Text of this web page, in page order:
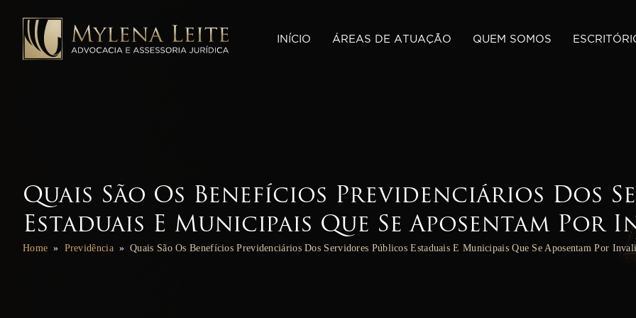
INÍCIO ÁREAS DE ATUAÇÃO QUEM SOMOS
Quais São Os Benefícios Previdenciários Dos
Estaduais E Municipais Que Se Aposentam Por
Home Previdência Quais São Os Benefícios Previdenciários Dos Servidores Públicos Estaduais E Municipais Que Se Aposentam Por